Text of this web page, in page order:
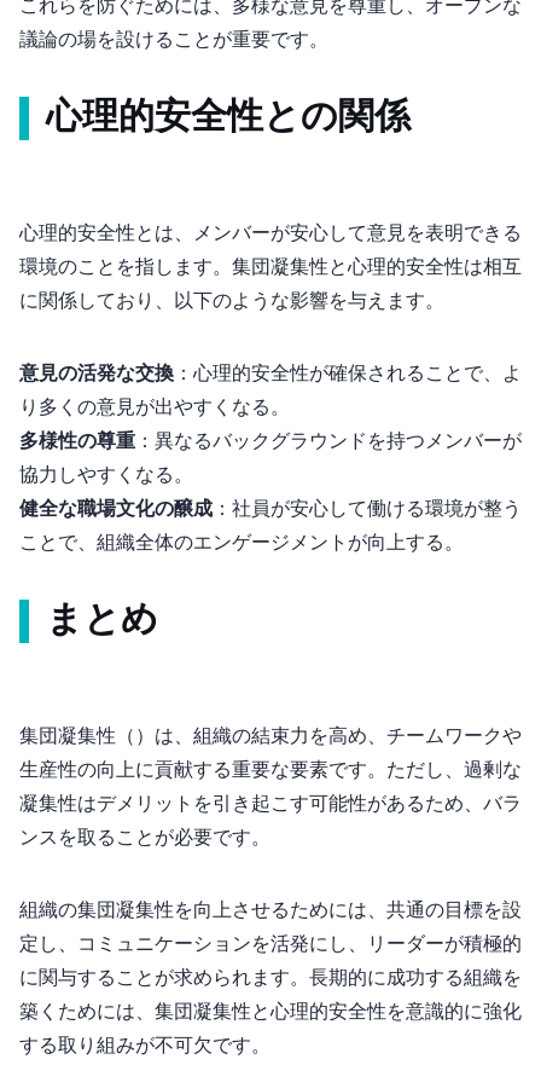
これらを防ぐためには、多様な意見を尊重し、オープンな
議論の場を設けることが重要です。
心理的安全性との関係
心理的安全性とは、メンバーが安心して意見を表明できる
環境のことを指します。集団凝集性と心理的安全性は相互
に関係しており、以下のような影響を与えます。
意見の活発な交換 ：心理的安全性が確保されることで、よ
り多くの意見が出やすくなる。
多様性の尊重 ：異なるバックグラウンドを持つメンバーが
協力しやすくなる。
健全な職場文化の醸成 ：社員が安心して働ける環境が整う
ことで、組織全体のエンゲージメントが向上する。
まとめ
集団凝集性（Group Cohesion）は、組織の結束力を高め、チームワークや
生産性の向上に貢献する重要な要素です。ただし、過剰な
凝集性はデメリットを引き起こす可能性があるため、バラ
ンスを取ることが必要です。
組織の集団凝集性を向上させるためには、共通の目標を設
定し、コミュニケーションを活発にし、リーダーが積極的
に関与することが求められます。長期的に成功する組織を
築くためには、集団凝集性と心理的安全性を意識的に強化
する取り組みが不可欠です。